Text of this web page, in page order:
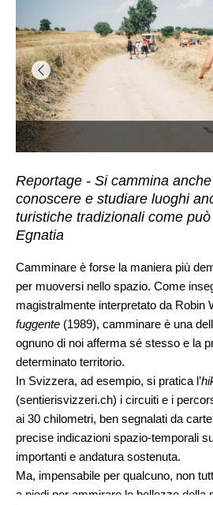
Reportage - Si cammina
conoscere e studiare luoghi
turistiche tradizionali come
Egnatia
Camminare è forse la maniera più
per muoversi nello spazio. Come
magistralmente interpretato da Robin
fuggente (1989), camminare è una
ognuno di noi afferma sé stesso e la
determinato territorio.
In Svizzera, ad esempio, si pratica l’
(sentierisvizzeri.ch) i circuiti e i
ai 30 chilometri, ben segnalati da
precise indicazioni spazio-temporali
importanti e andatura sostenuta.
Ma, impensabile per qualcuno, non
a piedi per ammirare le bellezze della